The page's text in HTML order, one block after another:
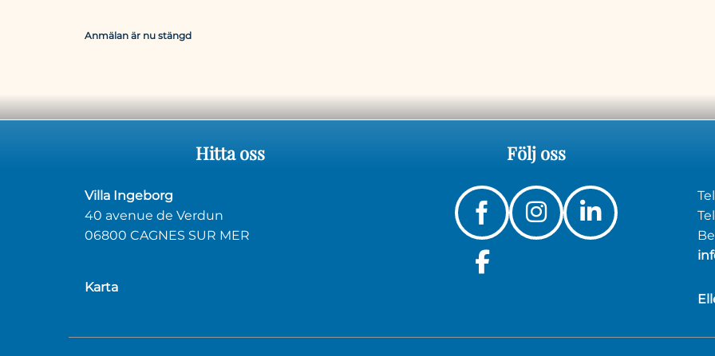
Anmälan är nu stängd
Hitta oss
Villa Ingeborg
40 avenue de Verdun
06800 CAGNES SUR MER
Karta
Följ oss
InstagramLinkedin